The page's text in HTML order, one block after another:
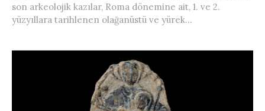
son arkeolojik kazılar, Roma dönemine ait, 1. ve 2.
yüzyıllara tarihlenen olağanüstü ve yürek...